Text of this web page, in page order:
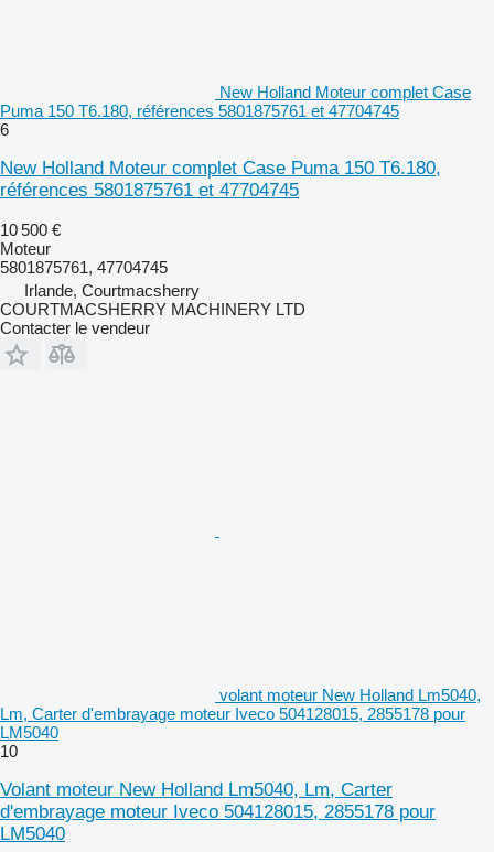
New Holland Moteur complet Case
Puma 150 T6.180, références 5801875761 et 47704745
6
New Holland Moteur complet Case Puma 150 T6.180,
références 5801875761 et 47704745
10 500 €
Moteur
5801875761, 47704745
Irlande, Courtmacsherry
COURTMACSHERRY MACHINERY LTD
Contacter le vendeur
volant moteur New Holland Lm5040,
Lm, Carter d'embrayage moteur Iveco 504128015, 2855178 pour
LM5040
10
Volant moteur New Holland Lm5040, Lm, Carter
d'embrayage moteur Iveco 504128015, 2855178 pour
LM5040